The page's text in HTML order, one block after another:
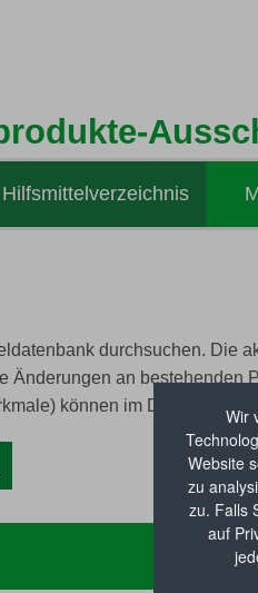
Wir
Website
zu
zu. Falls
auf
Hilfsmittelverzeichnis
durchsuchen. Die
Änderungen an bestehenden
können im Detail beim